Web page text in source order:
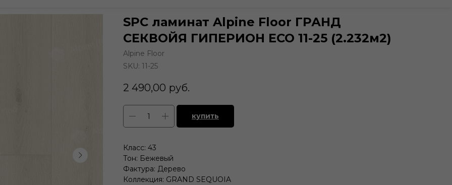
SPC ламинат Alpine Floor ГРАНД
СЕКВОЙЯ ГИПЕРИОН ECO 11-25 (2.232м2)
Alpine Floor
SKU: 11-25
2 490,00 руб.
купить
Класс: 43
Тон: Бежевый
Фактура: Дерево
Коллекция: GRAND SEQUOIA